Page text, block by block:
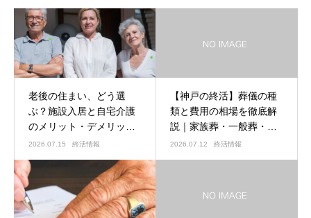
老後の住まい、どう選
ぶ？施設入居と自宅介護
のメリット・デメリット
を徹底比較
2026.07.15 終活情報
【神戸の終活】葬儀の種
類と費用の相場を徹底解
説｜家族葬・一般葬・直
葬の違いとは
2026.07.12 終活情報